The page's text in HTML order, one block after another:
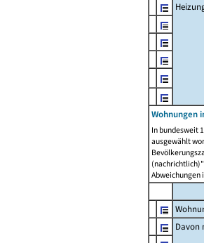
Wohnungen
In bundesweit
ausgewählt
Abweichungen
Davon